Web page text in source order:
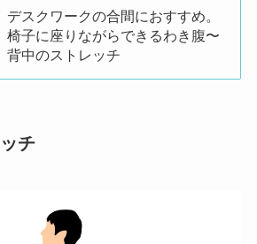
デスクワークの合間におすすめ。
椅子に座りながらできるわき腹〜
背中のストレッチ
チ